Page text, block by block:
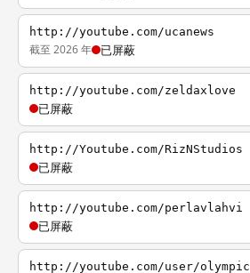
http://youtube.com/ucanews
截至 2026 年 已屏蔽
http://youtube.com/zeldaxlove
已屏蔽
http://Youtube.com/RizNStudios
已屏蔽
http://youtube.com/perlavlahvi
已屏蔽
http://youtube.com/user/olympic